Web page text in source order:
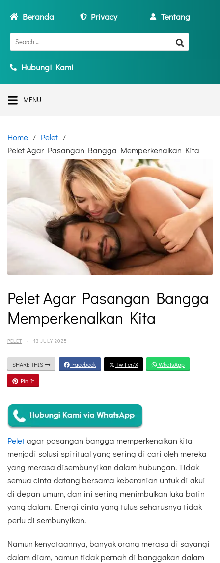
Beranda Privacy Tentang
Hubungi Kami
MENU
Home
Pelet
Pelet Agar Pasangan Bangga Memperkenalkan Kita
Pelet Agar Pasangan Bangga
Memperkenalkan Kita
PELET · 13 JULY 2025
SHARE THIS Facebook Twitter/X WhatsApp
Pin It
Peletagar pasangan bangga memperkenalkan kita
menjadi solusi spiritual yang sering di cari oleh mereka
yang merasa disembunyikan dalam hubungan. Tidak
semua cinta datang bersama keberanian untuk di akui
di depan umum, dan ini sering menimbulkan luka batin
yang dalam. Energi cinta yang tulus seharusnya tidak
perlu di sembunyikan.
Namun kenyataannya, banyak orang merasa di sayangi
dalam diam, namun tidak pernah di banggakan dalam